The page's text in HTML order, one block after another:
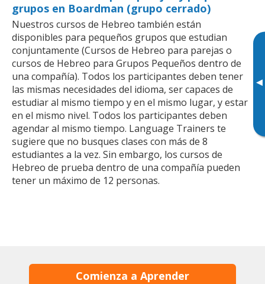
▸
grupos en Boardman (grupo cerrado)
Nuestros cursos de Hebreo también están
disponibles para pequeños grupos que estudian
conjuntamente (Cursos de Hebreo para parejas o
cursos de Hebreo para Grupos Pequeños dentro de
una compañía). Todos los participantes deben tener
las mismas necesidades del idioma, ser capaces de
estudiar al mismo tiempo y en el mismo lugar, y estar
en el mismo nivel. Todos los participantes deben
agendar al mismo tiempo. Language Trainers te
sugiere que no busques clases con más de 8
estudiantes a la vez. Sin embargo, los cursos de
Hebreo de prueba dentro de una compañía pueden
tener un máximo de 12 personas.
Comienza a Aprender